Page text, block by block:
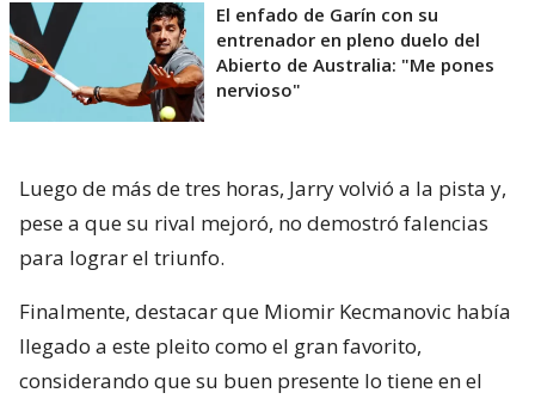
El enfado de Garín con su
entrenador en pleno duelo del
Abierto de Australia: "Me pones
nervioso"
Luego de más de tres horas, Jarry volvió a la pista y,
pese a que su rival mejoró, no demostró falencias
para lograr el triunfo.
Finalmente, destacar que Miomir Kecmanovic había
llegado a este pleito como el gran favorito,
considerando que su buen presente lo tiene en el